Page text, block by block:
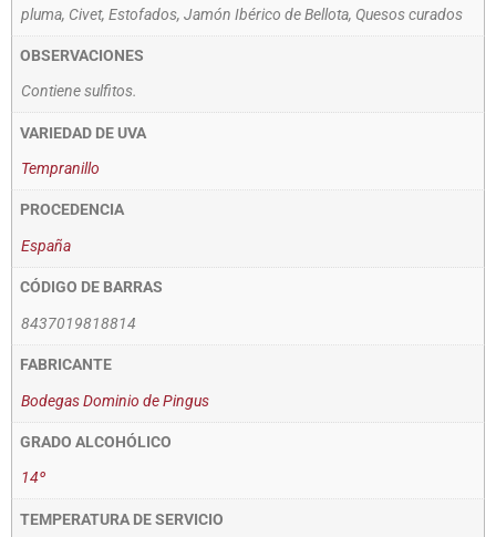
pluma, Civet, Estofados, Jamón Ibérico de Bellota, Quesos curados
OBSERVACIONES
Contiene sulfitos.
VARIEDAD DE UVA
Tempranillo
PROCEDENCIA
España
CÓDIGO DE BARRAS
8437019818814
FABRICANTE
Bodegas Dominio de Pingus
GRADO ALCOHÓLICO
14º
TEMPERATURA DE SERVICIO